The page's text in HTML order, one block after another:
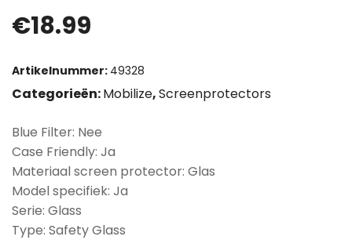
€18.99
Artikelnummer: 49328
Categorieën:Mobilize,Screenprotectors
Blue Filter: Nee
Case Friendly: Ja
Materiaal screen protector: Glas
Model specifiek: Ja
Serie: Glass
Type: Safety Glass